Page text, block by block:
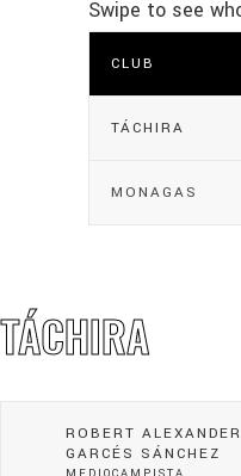
CLUB
TÁCHIRA
MONAGAS
TÁCHIRA
ROBERT ALEXANDER
GARCÉS SÁNCHEZ